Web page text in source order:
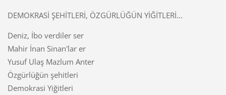
DEMOKRASİ ŞEHİTLERİ, ÖZGÜRLÜĞÜN YİĞİTLERİ...
Deniz, İbo verdiler ser
Mahir İnan Sinan'lar er
Yusuf Ulaş Mazlum Anter
Özgürlüğün şehitleri
Demokrasi Yiğitleri